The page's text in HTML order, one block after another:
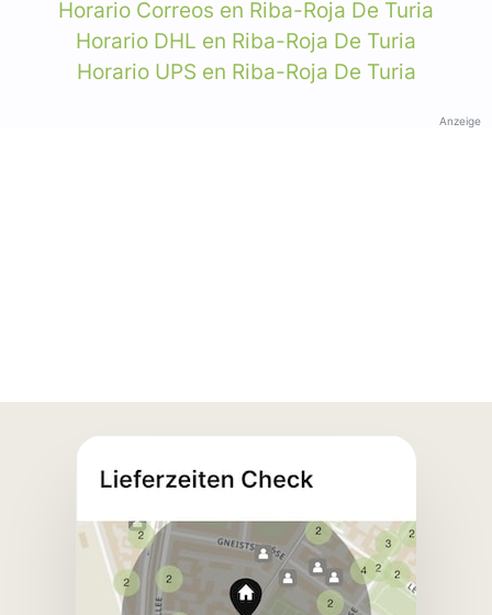
Horario Correos en Riba-Roja De Turia
Horario DHL en Riba-Roja De Turia
Horario UPS en Riba-Roja De Turia
Anzeige